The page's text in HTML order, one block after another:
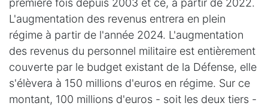
première fois depuis 2003 et ce, à partir de 2022.
L'augmentation des revenus entrera en plein
régime à partir de l'année 2024. L'augmentation
des revenus du personnel militaire est entièrement
couverte par le budget existant de la Défense, elle
s'élèvera à 150 millions d'euros en régime. Sur ce
montant, 100 millions d'euros - soit les deux tiers -